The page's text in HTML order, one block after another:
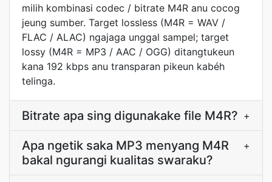
milih kombinasi codec / bitrate M4R anu cocog
jeung sumber. Target lossless (M4R = WAV /
FLAC / ALAC) ngajaga unggal sampel; target
lossy (M4R = MP3 / AAC / OGG) ditangtukeun
kana 192 kbps anu transparan pikeun kabéh
telinga.
Bitrate apa sing digunakake file M4R? +
Apa ngetik saka MP3 menyang M4R
bakal ngurangi kualitas swaraku?
+